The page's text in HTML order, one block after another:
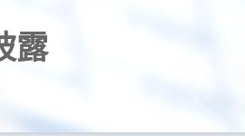
露